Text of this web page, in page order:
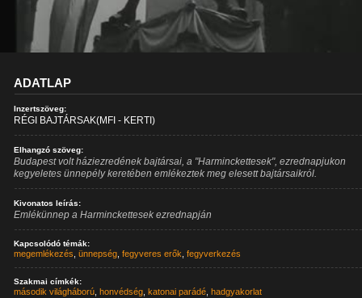
ADATLAP
Inzertszöveg:
RÉGI BAJTÁRSAK(MFI - KERTI)
Elhangzó szöveg:
Budapest volt háziezredének bajtársai, a "Harminckettesek", ezrednapjukon
kegyeletes ünnepély keretében emlékeztek meg elesett bajtársaikról.
Kivonatos leírás:
Emlékünnep a Harminckettesek ezrednapján
Kapcsolódó témák:
megemlékezés ,ünnepség ,fegyveres erők ,fegyverkezés
Szakmai címkék:
második világháború ,honvédség ,katonai parádé ,hadgyakorlat